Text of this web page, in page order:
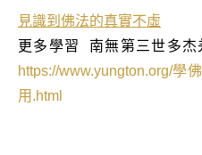
見識到佛法的真實不虛
更多學習
南無第三世多杰
https://www.yungton.org/學
用 .html